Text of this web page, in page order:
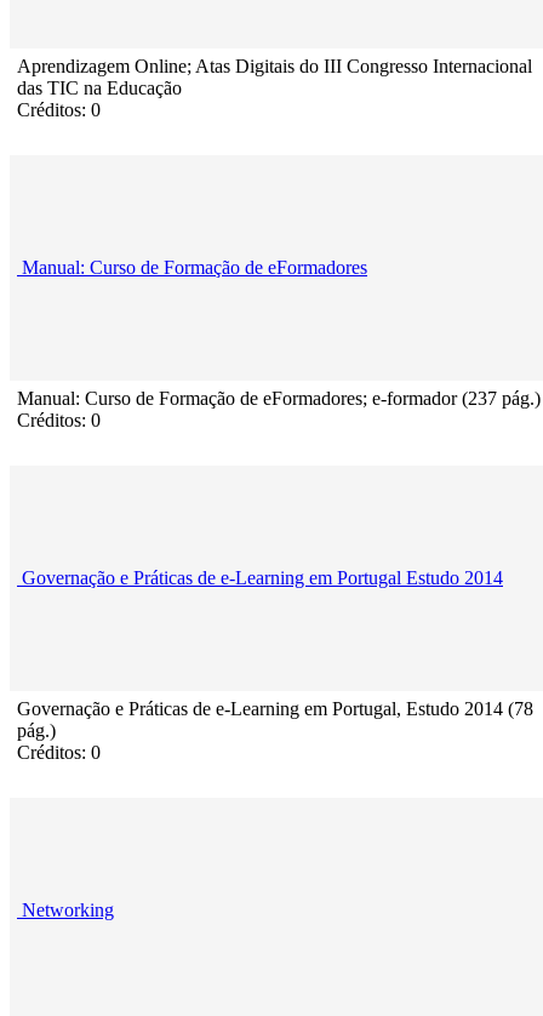
Aprendizagem Online; Atas Digitais do III Congresso Internacional
das TIC na Educação
Créditos: 0
Manual: Curso de Formação de eFormadores
Manual: Curso de Formação de eFormadores; e-formador (237 pág.)
Créditos: 0
Governação e Práticas de e-Learning em Portugal Estudo 2014
Governação e Práticas de e-Learning em Portugal, Estudo 2014 (78
pág.)
Créditos: 0
Networking